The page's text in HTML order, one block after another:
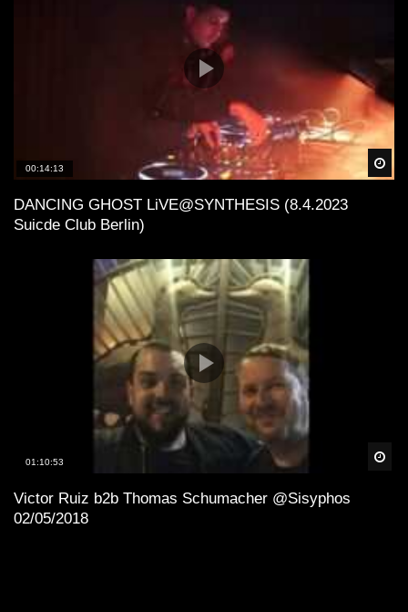
00:14:13
DANCING GHOST LiVE@SYNTHESIS (8.4.2023
Suicde Club Berlin)
01:10:53
Victor Ruiz b2b Thomas Schumacher @Sisyphos
02/05/2018